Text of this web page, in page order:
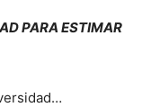
PARA ESTIMAR